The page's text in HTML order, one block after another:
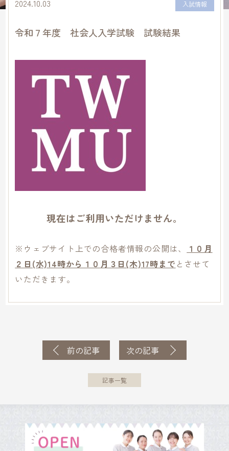
2024.10.03 入試情報
令和７年度 社会人入学試験 試験結果
現在はご利用いただけません。
※ウェブサイト上での合格者情報の公開は、
１０月
２ 日(水)14時から１０ 月３日(木)17時まで とさせて
いただきます。
前の記事 次の記事
記事一覧